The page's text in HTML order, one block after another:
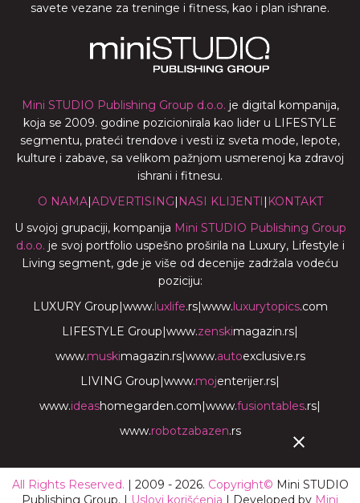
savete vezane za treninge i fitness, kao i plan ishrane.
Mini STUDIO Publishing Group d.o.o. je digital kompanija,
koja se 2009. godine pozicionirala kao lider u LIFESTYLE
segmentu, prateći trendove i vesti iz sveta mode, lepote,
kulture i zabave, sa velikom pažnjom usmerenoj ka zdravoj
ishrani i fitnesu.
O NAMA|ADVERTISING| NASI KLIJENTI | KONTAKT
U svojoj grupaciji, kompanija Mini STUDIO Publishing Group
d.o.o. je svoj portfolio uspešno proširila na Luxury, Lifestyle i
Living segment, gde je više od decenije zadržala vodeću
poziciju:
LUXURY Group|www.luxlife.rs|www.luxurytopics.com
LIFESTYLE Group|www.zenskimagazin.rs|
www.muskimagazin.rs|www.autoexclusive.rs
LIVING Group|www.mojenterijer.rs|
www.ideashomegarden.com|www.fusiontables.rs|
www.robotzabazen.rs
All Rights Reserved. | 2009 - 2026. Copyright© Mini STUDIO
Publishing Group. | Uslovi korišćenja | Developed by Mini